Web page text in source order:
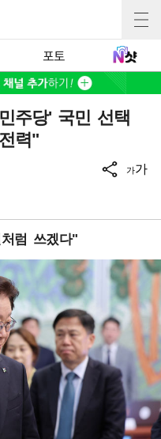
포토
주당' 국민 선택
력"
가가
럼 쓰겠다"